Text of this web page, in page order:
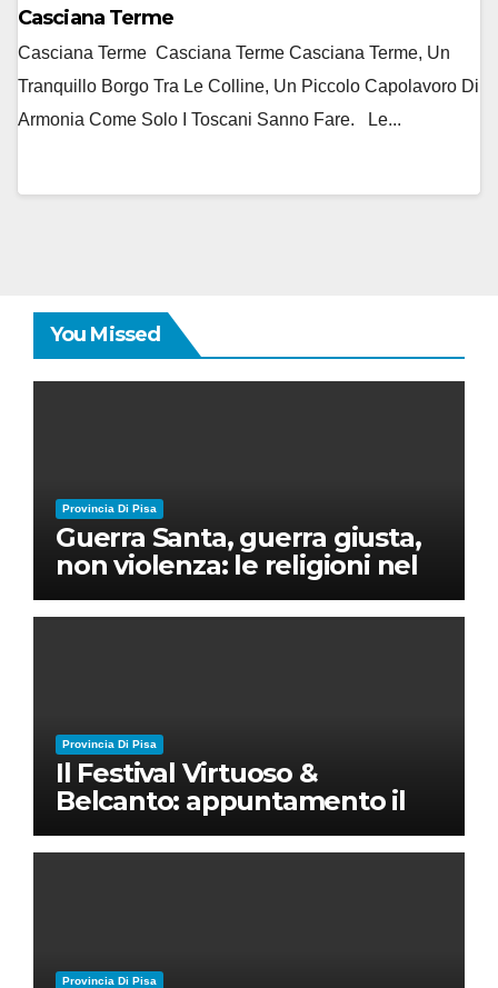
Casciana Terme
Casciana Terme Casciana Terme Casciana Terme, Un
Tranquillo Borgo Tra Le Colline, Un Piccolo Capolavoro Di
Armonia Come Solo I Toscani Sanno Fare. Le...
You Missed
Provincia Di Pisa
Guerra Santa, guerra giusta,
non violenza: le religioni nel
nuovo disordine mondiale
Provincia Di Pisa
Il Festival Virtuoso &
Belcanto: appuntamento il
28 luglio a Palazzo Blu con
Ruben Micieli
Provincia Di Pisa